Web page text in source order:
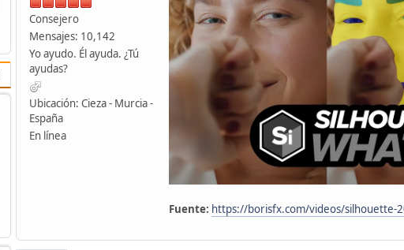
Consejero
Mensajes: 10,142
Yo ayudo. Él ayuda. ¿Tú
ayudas?
Ubicación: Cieza - Murcia -
España
En línea
Fuente: https://borisfx.com/videos/silhouette-